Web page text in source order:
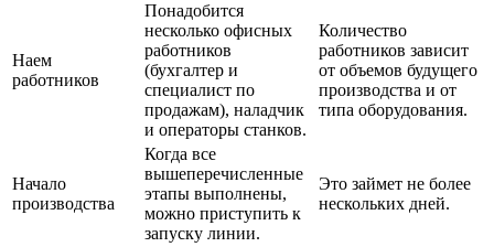
Наем
работников
Понадобится
несколько офисных
работников
(бухгалтер и
специалист по
продажам), наладчик
и операторы станков.
Количество
работников зависит
от объемов будущего
производства и от
типа оборудования.
Начало
производства
Когда все
вышеперечисленные
этапы выполнены,
можно приступить к
запуску линии.
Это займет не более
нескольких дней.